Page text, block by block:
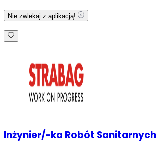
Nie zwlekaj z aplikacją!
Inżynier/-ka Robót Sanitarnych